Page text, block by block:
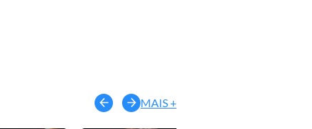
MAIS +